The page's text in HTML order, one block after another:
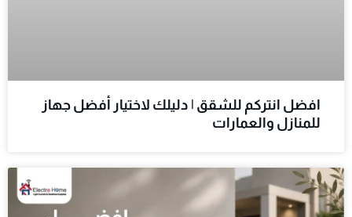
افضل انتركم للشقق | دليلك لاختيار أفضل جهاز
للمنازل والعمارات